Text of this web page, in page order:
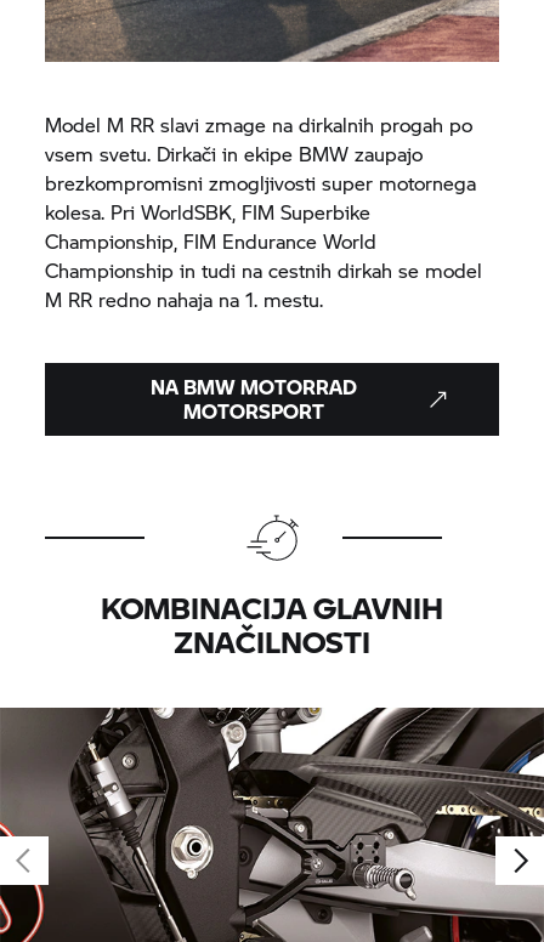
Model M RR slavi zmage na dirkalnih progah po
vsem svetu. Dirkači in ekipe BMW zaupajo
brezkompromisni zmogljivosti super motornega
kolesa. Pri WorldSBK, FIM Superbike
Championship, FIM Endurance World
Championship in tudi na cestnih dirkah se model
M RR redno nahaja na 1. mestu.
NA BMW MOTORRAD
MOTORSPORT
KOMBINACIJA GLAVNIH
ZNAČILNOSTI